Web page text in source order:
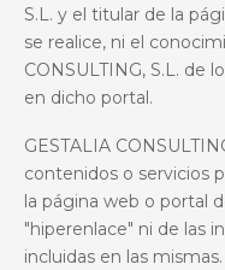
S.L. y el titular de la
se realice, ni el
CONSULTING, S.L. de
en dicho portal.
GESTALIA
contenidos o servicios
la página web o portal
"hiperenlace" ni de las
incluidas en las mismas.